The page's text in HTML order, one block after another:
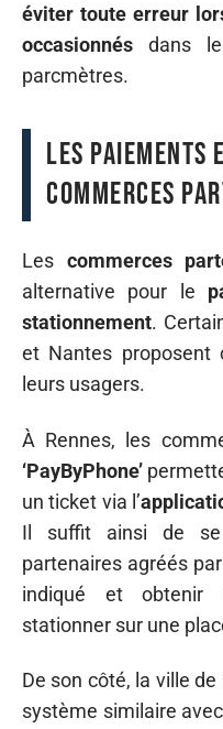
éviter toute erreur
occasionnés dans
parcmètres.
Les paiements
commerces
Les commerces
alternative pour le
stationnement.
et Nantes proposent
leurs usagers.
À Rennes, les
‘PayByPhone’
un ticket via l’
Il suffit ainsi de se
partenaires agréés
indiqué et obtenir
stationner sur une
De son côté, la ville
système similaire